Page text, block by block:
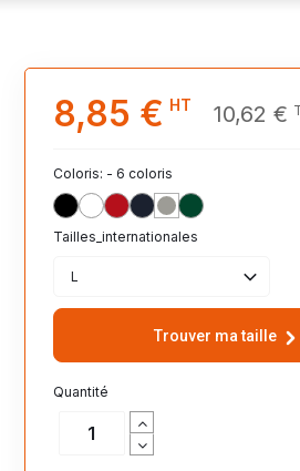
8,85 € HT 10,62 €
Coloris: - 6 coloris
NOIR_PROFOND_309
BLANC_102
ROUGE_145
FRENCH_MARINE_319
GRIS_CHINE_350
Tailles_internationales
L
Trouver ma taille
Quantité